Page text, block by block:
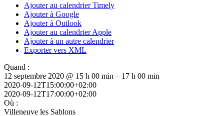
Ajouter au calendrier Timely
Ajouter à Google
Ajouter à Outlook
Ajouter au calendrier Apple
Ajouter à un autre calendrier
Exporter vers XML
Quand :
12 septembre 2020 @ 15 h 00 min – 17 h 00 min
2020-09-12T15:00:00+02:00
2020-09-12T17:00:00+02:00
Où :
Villeneuve les Sablons